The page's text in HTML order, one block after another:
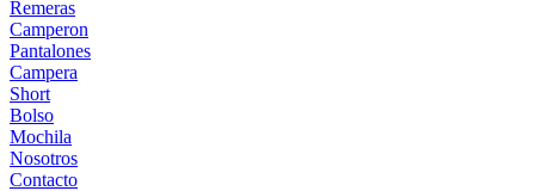
Remeras
Camperon
Pantalones
Campera
Short
Bolso
Mochila
Nosotros
Contacto